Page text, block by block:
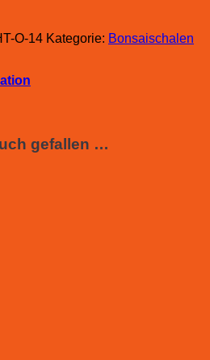
O-14 Kategorie: Bonsaischalen
gefallen …